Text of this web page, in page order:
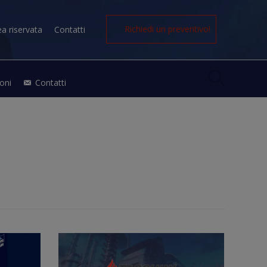
riservata Contatti Richiedi un preventivo!
Contatti